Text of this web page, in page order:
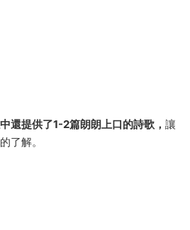
還提供了1-2篇朗朗上口的詩歌， 讓
了解。